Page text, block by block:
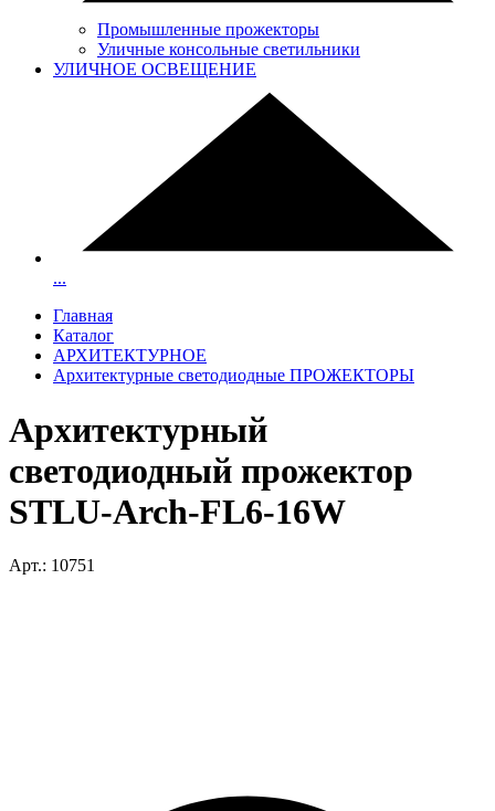
Промышленные прожекторы
Уличные консольные светильники
УЛИЧНОЕ ОСВЕЩЕНИЕ
...
Главная
Каталог
АРХИТЕКТУРНОЕ
Архитектурные светодиодные ПРОЖЕКТОРЫ
Архитектурный
светодиодный прожектор
STLU-Arch-FL6-16W
Арт.: 10751